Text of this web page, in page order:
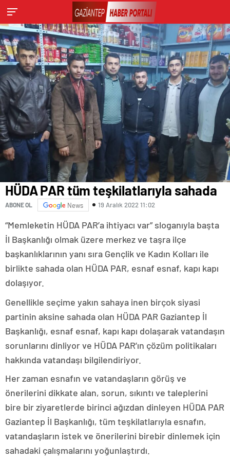
HÜDA PAR tüm teşkilatlarıyla sahada
ABONE OL News 19 Aralık 2022 11:02
“Memleketin HÜDA PAR’a ihtiyacı var” sloganıyla başta
İl Başkanlığı olmak üzere merkez ve taşra ilçe
başkanlıklarının yanı sıra Gençlik ve Kadın Kolları ile
birlikte sahada olan HÜDA PAR, esnaf esnaf, kapı kapı
dolaşıyor.
Genellikle seçime yakın sahaya inen birçok siyasi
partinin aksine sahada olan HÜDA PAR Gaziantep İl
Başkanlığı, esnaf esnaf, kapı kapı dolaşarak vatandaşın
sorunlarını dinliyor ve HÜDA PAR’ın çözüm politikaları
hakkında vatandaşı bilgilendiriyor.
Her zaman esnafın ve vatandaşların görüş ve
önerilerini dikkate alan, sorun, sıkıntı ve taleplerini
bire bir ziyaretlerde birinci ağızdan dinleyen HÜDA PAR
Gaziantep İl Başkanlığı, tüm teşkilatlarıyla esnafın,
vatandaşların istek ve önerilerini birebir dinlemek için
sahadaki çalışmalarını yoğunlaştırdı.